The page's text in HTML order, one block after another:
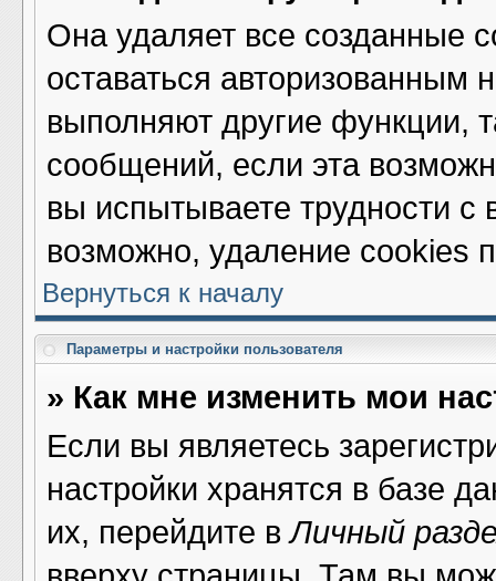
Она удаляет все созданные
оставаться авторизованным
выполняют другие функции,
сообщений, если эта
вы испытываете трудности
возможно, удаление cookies
Вернуться к началу
Параметры и настройки пользователя
» Как мне изменить мои
Если вы являетесь
настройки хранятся в базе
их, перейдите вЛичный